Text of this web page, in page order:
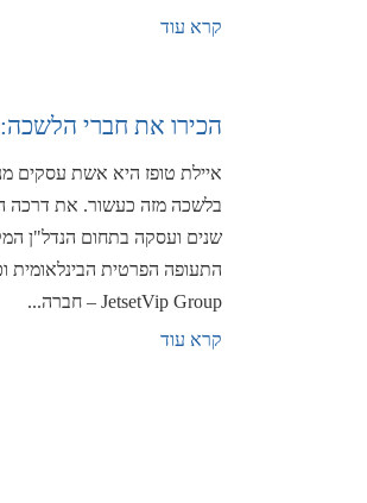
קרא עוד
הכירו את חברי
איילת טופז היא אשת עסקים
שנים ועסקה בתחום הנדל"ן
התעופה הפרטית הבינלאומית
JetsetVip Group – חברה...
קרא עוד